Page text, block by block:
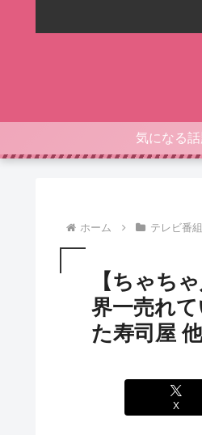
気になる
ホーム テレビ番組
【ちゃち
界一売れ
た寿司屋 他
X